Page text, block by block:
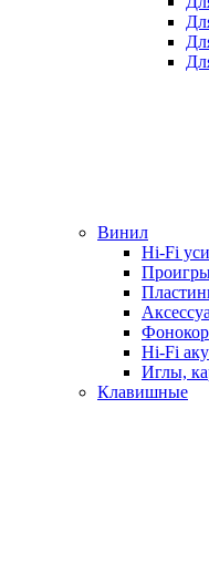
Винил
Hi-Fi
Hi-Fi
Иглы,
Клавишные